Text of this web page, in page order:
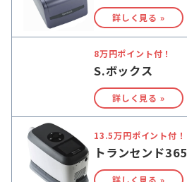
詳しく見る »
8万円ポイント付！
S.ボックス
詳しく見る »
13.5万円ポイント付！
トランセンド365
詳しく見る »